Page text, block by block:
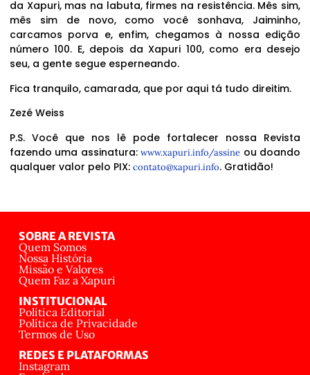
da Xapuri, mas na labuta, firmes na resistência. Mês sim,
mês sim de novo, como você sonhava, Jaiminho,
carcamos porva e, enfim, chegamos à nossa edição
número 100. E, depois da Xapuri 100, como era desejo
seu, a gente segue esperneando.
Fica tranquilo, camarada, que por aqui tá tudo direitim.
Zezé Weiss
P.S. Você que nos lê pode fortalecer nossa Revista
fazendo uma assinatura:www.xapuri.info/assine ou doando
qualquer valor pelo PIX: contato@xapuri.info. Gratidão!
SOBRE A REVISTA
Quem Somos
Nossa História
Missão e Valores
Quem Faz a Xapuri
INSTITUCIONAL
Política Editorial
Política de Privacidade
Termos de Uso
REDES E PLATAFORMAS
Instagram